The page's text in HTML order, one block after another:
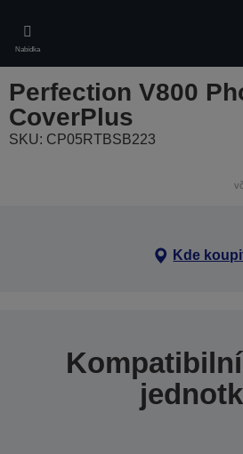
main
content
Nabídka
Perfection V800
CoverPlus
SKU: CP05RTBSB223
Kde